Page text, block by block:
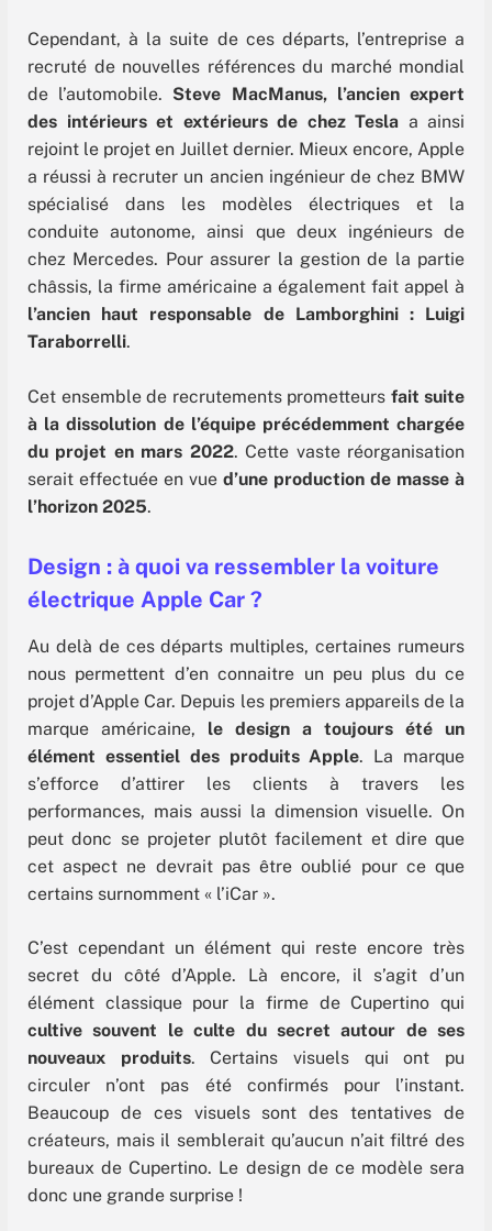
Cependant, à la suite de ces départs, l’entreprise a
recruté de nouvelles références du marché mondial
de l’automobile. Steve MacManus, l’ancien expert
des intérieurs et extérieurs de chez Tesla a ainsi
rejoint le projet en Juillet dernier. Mieux encore, Apple
a réussi à recruter un ancien ingénieur de chez BMW
spécialisé dans les modèles électriques et la
conduite autonome, ainsi que deux ingénieurs de
chez Mercedes. Pour assurer la gestion de la partie
châssis, la firme américaine a également fait appel à
l’ancien haut responsable de Lamborghini : Luigi
Taraborrelli.
Cet ensemble de recrutements prometteurs fait suite
à la dissolution de l’équipe précédemment chargée
du projet en mars 2022. Cette vaste réorganisation
serait effectuée en vue d’une production de masse à
l’horizon 2025.
Design : à quoi va ressembler la voiture
électrique Apple Car ?
Au delà de ces départs multiples, certaines rumeurs
nous permettent d’en connaitre un peu plus du ce
projet d’Apple Car. Depuis les premiers appareils de la
marque américaine, le design a toujours été un
élément essentiel des produits Apple. La marque
s’efforce d’attirer les clients à travers les
performances, mais aussi la dimension visuelle. On
peut donc se projeter plutôt facilement et dire que
cet aspect ne devrait pas être oublié pour ce que
certains surnomment « l’iCar ».
C’est cependant un élément qui reste encore très
secret du côté d’Apple. Là encore, il s’agit d’un
élément classique pour la firme de Cupertino qui
cultive souvent le culte du secret autour de ses
nouveaux produits. Certains visuels qui ont pu
circuler n’ont pas été confirmés pour l’instant.
Beaucoup de ces visuels sont des tentatives de
créateurs, mais il semblerait qu’aucun n’ait filtré des
bureaux de Cupertino. Le design de ce modèle sera
donc une grande surprise !